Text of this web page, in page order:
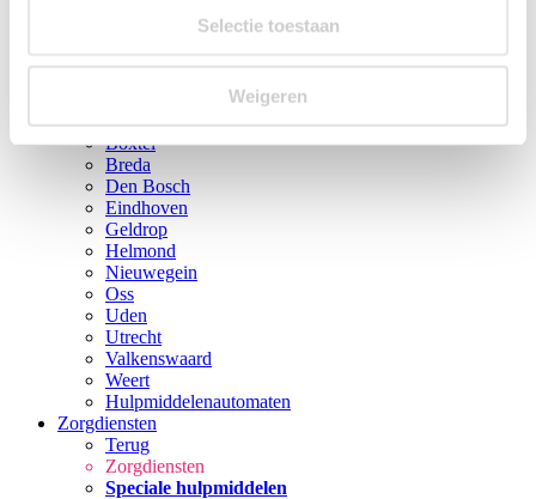
Selectie toestaan
Weigeren
Kopen
Thuiszorgwinkels
Boxtel
Breda
Den Bosch
Eindhoven
Geldrop
Helmond
Nieuwegein
Oss
Uden
Utrecht
Valkenswaard
Weert
Hulpmiddelenautomaten
Zorgdiensten
Terug
Zorgdiensten
Speciale hulpmiddelen